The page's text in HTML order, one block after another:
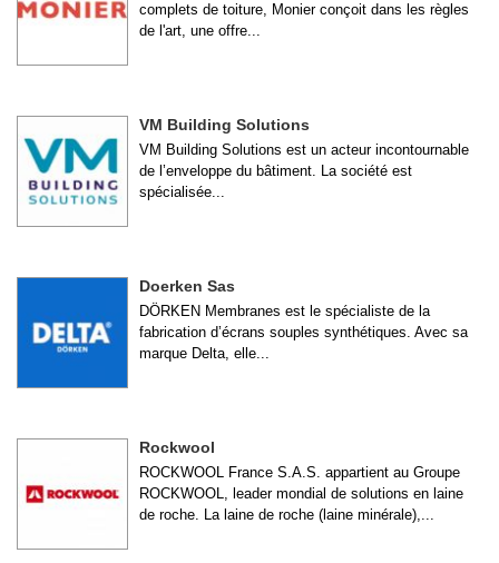
complets de toiture, Monier conçoit dans les règles
de l'art, une offre...
VM Building Solutions
VM Building Solutions est un acteur incontournable
de l’enveloppe du bâtiment. La société est
spécialisée...
Doerken Sas
DÖRKEN Membranes est le spécialiste de la
fabrication d’écrans souples synthétiques. Avec sa
marque Delta, elle...
Rockwool
ROCKWOOL France S.A.S. appartient au Groupe
ROCKWOOL, leader mondial de solutions en laine
de roche. La laine de roche (laine minérale),...